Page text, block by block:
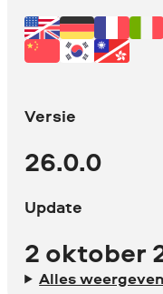
Versie
26.0.0
Update
2 oktober
Alles weergeven